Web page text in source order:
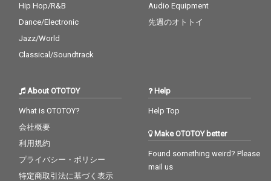
Hip Hop/R&B
Dance/Electronic
Jazz/World
Classical/Soundtrack
Audio Equipment
先週のオトトイ
About OTOTOY
What is OTOTOY?
会社概要
利用規約
プライバシー・ポリシー
特定商取引法に基づく表示
Help
Help Top
Make OTOTOY better
Found something weird? Please
mail us